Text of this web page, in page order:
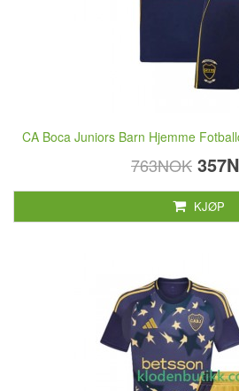
CA Boca Juniors Barn Hjemme
763NOK
KJØP